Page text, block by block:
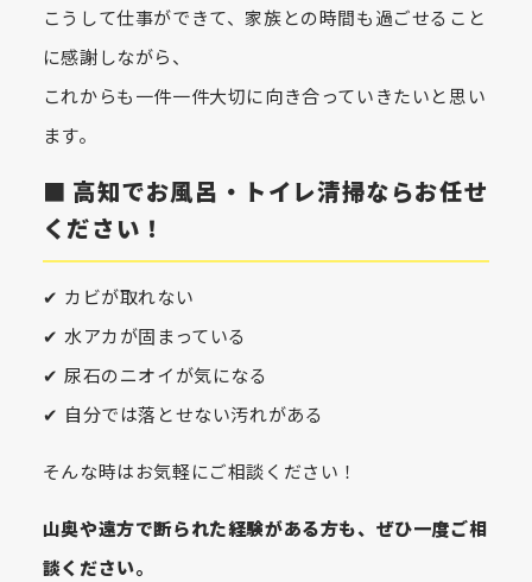
こうして仕事ができて、家族との時間も過ごせること
に感謝しながら、
これからも一件一件大切に向き合っていきたいと思い
ます。
■ 高知でお風呂・トイレ清掃ならお任せ
ください！
✔ カビが取れない
✔ 水アカが固まっている
✔ 尿石のニオイが気になる
✔ 自分では落とせない汚れがある
そんな時はお気軽にご相談ください！
山奥や遠方で断られた経験がある方も、ぜひ一度ご相
談ください。